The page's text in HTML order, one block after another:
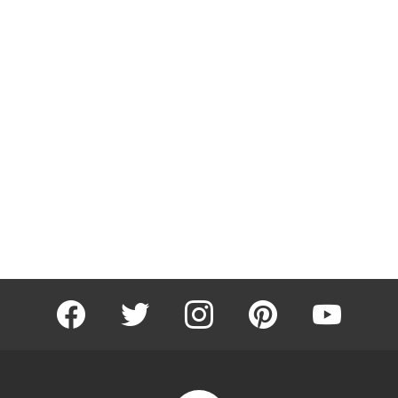
facebook twitter instagram pinterest youtube